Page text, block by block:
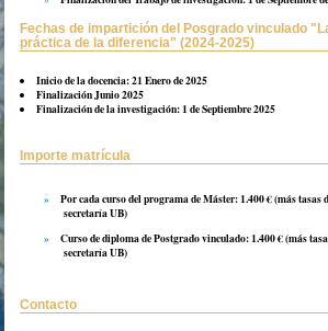
del documento de identidad o pasaporte.
Fechas de impartición del Posgrado vinculado
práctica de la diferencia" (2024-2025)
Inicio de la docencia: 21 Enero de 2025
FinalizaciónJunio 2025
Finalización de la investigación: 1 de Septiembre 2025
Importe matrícula
Por cada curso del programa de Máster: 1.400 € (más tasas
secretaría UB)
Curso de diploma de Postgrado vinculado: 1.400 € (más
secretaría UB)
Contacto